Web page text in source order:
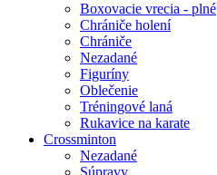
Boxovacie vrecia - plné
Chrániče holení
Chrániče
Nezadané
Figuríny
Oblečenie
Tréningové laná
Rukavice na karate
Crossminton
Nezadané
Súpravy